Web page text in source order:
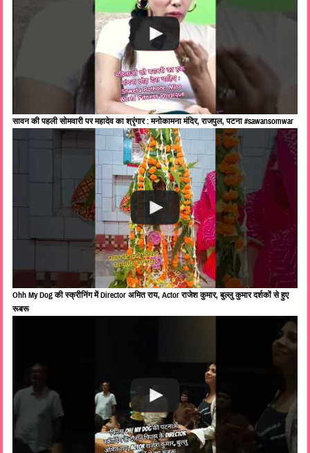
सावन की पहली सोमवारी पर महादेव का श्रृंगार : मनोकामना मंदिर, राजपुल, पटना #sawansomwar
Ohh My Dog की स्क्रीनिंग में Director अमित राय, Actor राजेश कुमार, बुल्लु कुमार दर्शकों से हुए
रूबरू